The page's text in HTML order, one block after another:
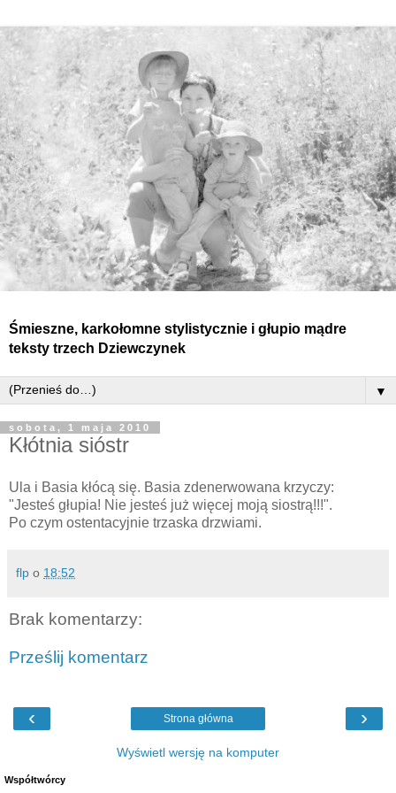
Śmieszne, karkołomne stylistycznie i głupio mądre
teksty trzech Dziewczynek
▼
sobota, 1 maja 2010
Kłótnia sióstr
Ula i Basia kłócą się. Basia zdenerwowana krzyczy:
"Jesteś głupia! Nie jesteś już więcej moją siostrą!!!".
Po czym ostentacyjnie trzaska drzwiami.
flp o 18:52
Brak komentarzy:
Prześlij komentarz
‹ ›
Strona główna
Wyświetl wersję na komputer
Współtwórcy